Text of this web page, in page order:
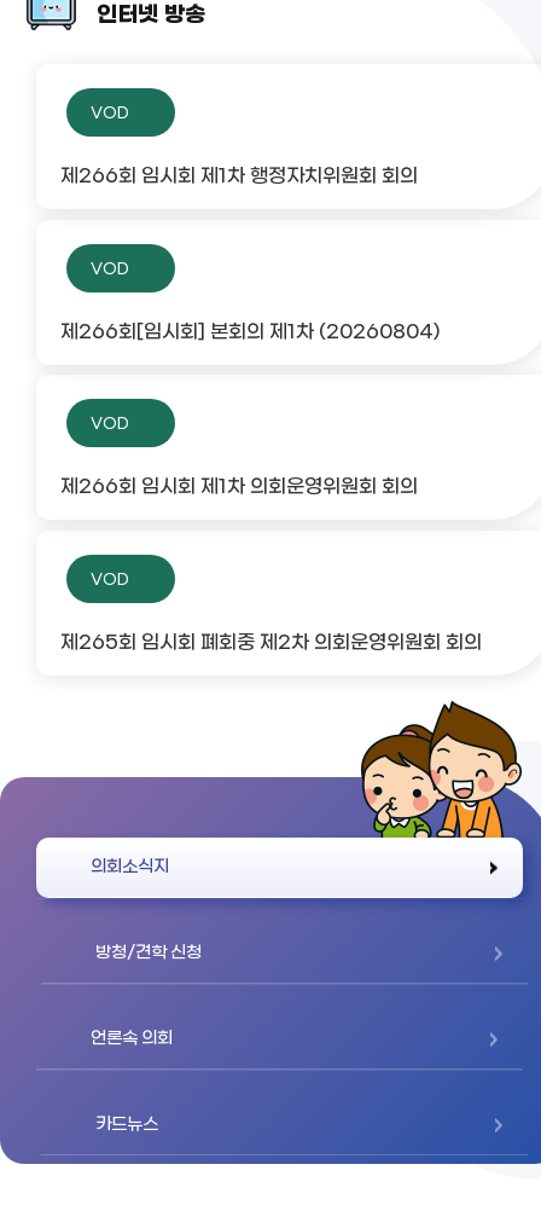
인터넷 방송
VOD
제266회 임시회 제1차 행정자치위원회 회의
VOD
제266회[임시회] 본회의 제1차 (20260804)
VOD
제266회 임시회 제1차 의회운영위원회 회의
VOD
제265회 임시회 폐회중 제2차 의회운영위원회 회의
의회소식지
방청/견학 신청
언론속 의회
카드뉴스